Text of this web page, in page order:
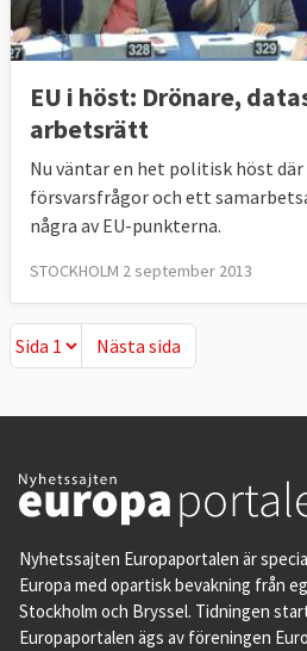
EU i höst: Drönare,
arbetsrätt
Nu väntar en het politisk höst
försvarsfrågor och ett
några av EU-punkterna.
STOCKHOLM 2 september 2013
Nästa sida
Nästa sida
Nyhetssajten Europaportalen är
Europa med opartisk bevakning från
Stockholm och Bryssel. Tidningen
Europaportalen ägs av föreningen